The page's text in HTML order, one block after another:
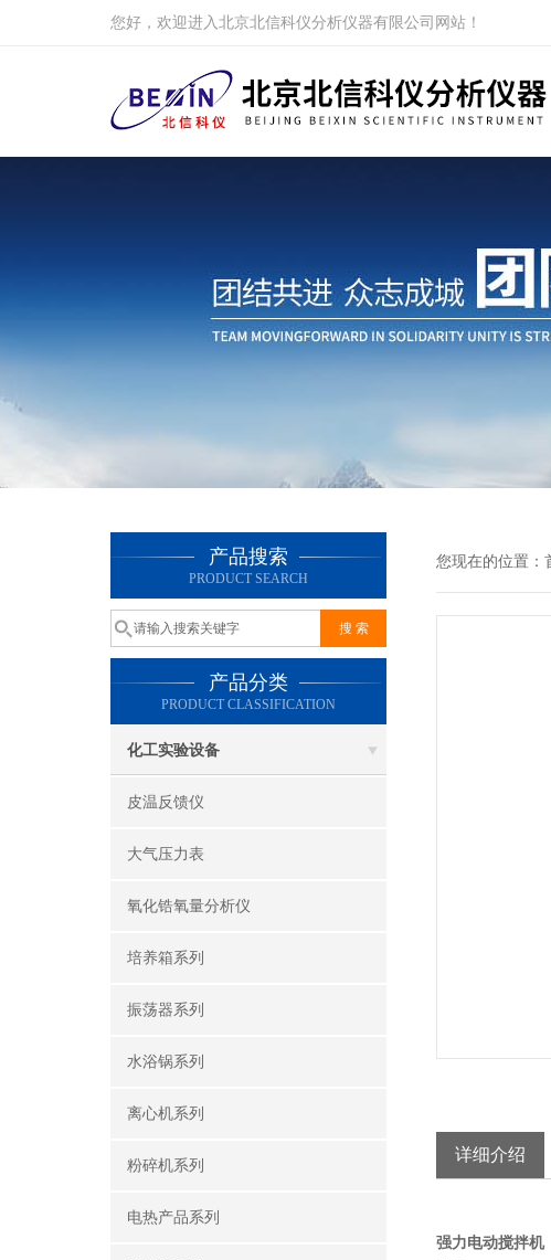
您好，欢迎进入北京北信科仪分析仪器有限公司网站！
产品搜索
PRODUCT SEARCH
产品分类
PRODUCT CLASSIFICATION
化工实验设备
皮温反馈仪
大气压力表
氧化锆氧量分析仪
培养箱系列
振荡器系列
水浴锅系列
离心机系列
粉碎机系列
电热产品系列
您现在的位置：
详细介绍
强力电动搅拌